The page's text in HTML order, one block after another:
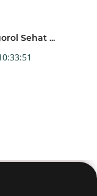
Sehat ...